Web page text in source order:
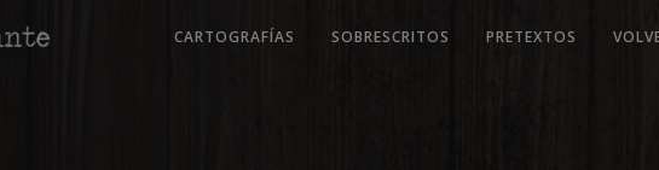
CARTOGRAFÍAS SOBRESCRITOS PRETEXTOS